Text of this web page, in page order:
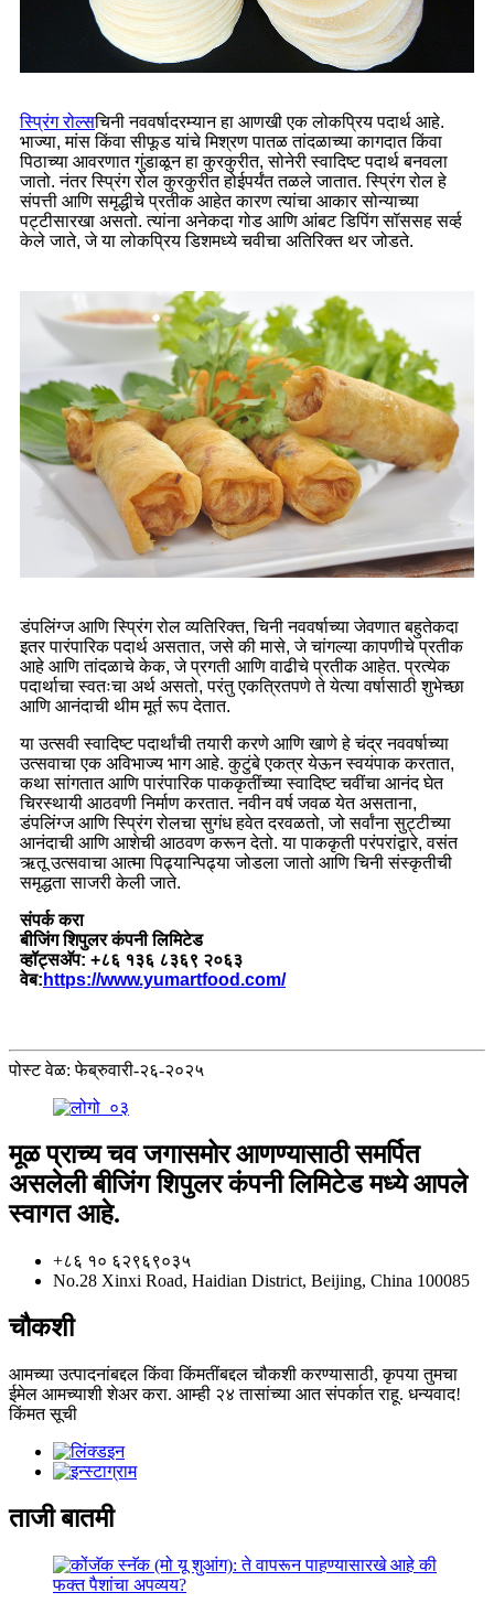
स्प्रिंग रोल्सचिनी नववर्षादरम्यान हा आणखी एक लोकप्रिय पदार्थ आहे.
भाज्या, मांस किंवा सीफूड यांचे मिश्रण पातळ तांदळाच्या कागदात किंवा
पिठाच्या आवरणात गुंडाळून हा कुरकुरीत, सोनेरी स्वादिष्ट पदार्थ बनवला
जातो. नंतर स्प्रिंग रोल कुरकुरीत होईपर्यंत तळले जातात. स्प्रिंग रोल हे
संपत्ती आणि समृद्धीचे प्रतीक आहेत कारण त्यांचा आकार सोन्याच्या
पट्टीसारखा असतो. त्यांना अनेकदा गोड आणि आंबट डिपिंग सॉससह सर्व्ह
केले जाते, जे या लोकप्रिय डिशमध्ये चवीचा अतिरिक्त थर जोडते.
डंपलिंग्ज आणि स्प्रिंग रोल व्यतिरिक्त, चिनी नववर्षाच्या जेवणात बहुतेकदा
इतर पारंपारिक पदार्थ असतात, जसे की मासे, जे चांगल्या कापणीचे प्रतीक
आहे आणि तांदळाचे केक, जे प्रगती आणि वाढीचे प्रतीक आहेत. प्रत्येक
पदार्थाचा स्वतःचा अर्थ असतो, परंतु एकत्रितपणे ते येत्या वर्षासाठी शुभेच्छा
आणि आनंदाची थीम मूर्त रूप देतात.
या उत्सवी स्वादिष्ट पदार्थांची तयारी करणे आणि खाणे हे चंद्र नववर्षाच्या
उत्सवाचा एक अविभाज्य भाग आहे. कुटुंबे एकत्र येऊन स्वयंपाक करतात,
कथा सांगतात आणि पारंपारिक पाककृतींच्या स्वादिष्ट चवींचा आनंद घेत
चिरस्थायी आठवणी निर्माण करतात. नवीन वर्ष जवळ येत असताना,
डंपलिंग्ज आणि स्प्रिंग रोलचा सुगंध हवेत दरवळतो, जो सर्वांना सुट्टीच्या
आनंदाची आणि आशेची आठवण करून देतो. या पाककृती परंपरांद्वारे, वसंत
ऋतू उत्सवाचा आत्मा पिढ्यान्पिढ्या जोडला जातो आणि चिनी संस्कृतीची
समृद्धता साजरी केली जाते.
संपर्क करा
बीजिंग शिपुलर कंपनी लिमिटेड
व्हॉट्सअ‍ॅप: +८६ १३६ ८३६९ २०६३
वेब: https://www.yumartfood.com/
पोस्ट वेळ: फेब्रुवारी-२६-२०२५
मूळ प्राच्य चव जगासमोर आणण्यासाठी समर्पित
असलेली बीजिंग शिपुलर कंपनी लिमिटेड मध्ये आपले
स्वागत आहे.
+८६ १० ६२९६९०३५
No.28 Xinxi Road, Haidian District, Beijing, China 100085
चौकशी
आमच्या उत्पादनांबद्दल किंवा किंमतींबद्दल चौकशी करण्यासाठी, कृपया तुमचा
ईमेल आमच्याशी शेअर करा. आम्ही २४ तासांच्या आत संपर्कात राहू. धन्यवाद!
किंमत सूची
ताजी बातमी